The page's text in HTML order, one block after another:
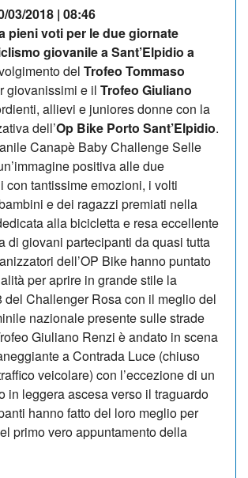
03/2018 | 08:46
pieni voti per le due giornate
giovanile a Sant’Elpidio a
del Trofeo Tommaso
giovanissimi e il Trofeo Giuliano
allievi e juniores donne con la
dell’Op Bike Porto Sant’Elpidio.
Canapè Baby Challenge Selle
positiva alle due
con tantissime emozioni, i volti
e dei ragazzi premiati nella
alla bicicletta e resa eccellente
di giovani partecipanti da quasi tutta
dell’OP Bike hanno puntato
per aprire in grande stile la
del Challenger Rosa con il meglio del
nazionale presente sulle strade
Giuliano Renzi è andato in scena
a Contrada Luce (chiuso
veicolare) con l’eccezione di un
in leggera ascesa verso il traguardo
hanno fatto del loro meglio per
primo vero appuntamento della